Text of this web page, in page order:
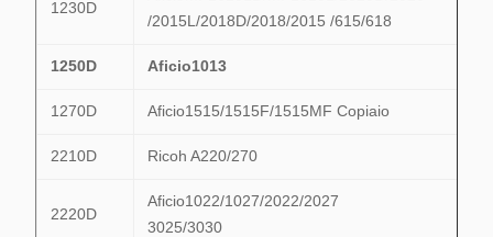
1230D
/2015L/2018D/2018/2015 /615/618
1250D Aficio1013
1270D Aficio1515/1515F/1515MF Copiaio
2210D Ricoh A220/270
2220D
Aficio1022/1027/2022/2027
3025/3030